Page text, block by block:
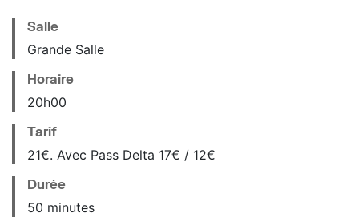
Salle
Grande Salle
Horaire
20h00
Tarif
21€. Avec Pass Delta 17€ / 12€
Durée
50 minutes